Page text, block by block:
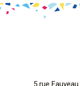
5 rue